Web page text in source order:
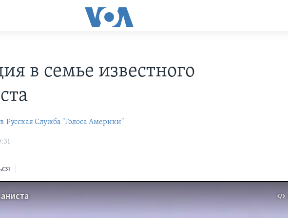
в семье известного
Русская Служба "Голоса Америки"